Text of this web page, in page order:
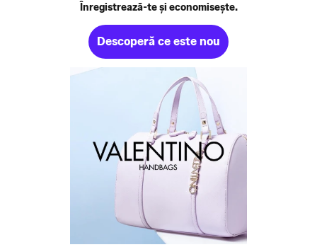
Înregistrează-te și economisește.
Descoperă ce este nou